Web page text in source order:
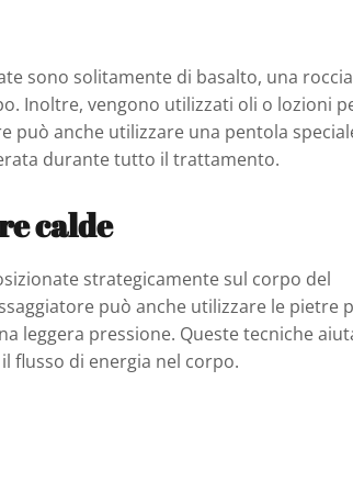
sono solitamente di basalto, una roccia
Inoltre, vengono utilizzati oli o lozioni
può anche utilizzare una pentola
durante tutto il trattamento.
calde
strategicamente sul corpo del
può anche utilizzare le pietre
leggera pressione. Queste tecniche
flusso di energia nel corpo.